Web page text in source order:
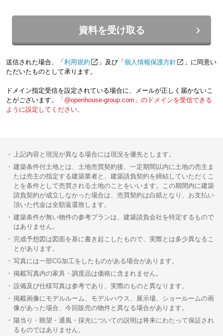
資料を受け取る
送信された場合、「利用規約 」及び「個人情報保護方針
」に同意い
ただいたものとして承ります。
ドメイン指定受信を設定されている場合に、メールが正しく届かないこ
とがございます。
「@openhouse-group.com」のドメインを受信できる
ように設定してください。
上記内容と現況が異なる場合には現況を優先とします。
建築条件付土地とは、土地売買契約後、一定期間以内に土地の売主ま
たは売主の指定する建築業者と、建築請負契約を締結していただくこ
とを条件として売買される土地のことをいいます。この期間内に建築
請負契約が成立しなかった場合は、売買契約は白紙となり、お支払い
頂いた代金は全額返還致します。
建築条件が無い物件の参考プランは、建築請負会社を特定するもので
はありません。
完成予想図は図面を基に書き起こしたもので、実際とは多少異なるこ
とがあります。
写真には一部CG加工をしたものがある場合があります。
掲載写真内の家具・調度品は価格に含まれません。
設備及び仕様写真は参考であり、実際のものと異なります。
掲載画像にモデルルーム、モデルハウス、展示場、ショールームの画
像があった場合、今回販売の物件と異なる場合があります。
陽当り・眺望・通風・採光についての説明は将来にわたって保証され
るものではありません。